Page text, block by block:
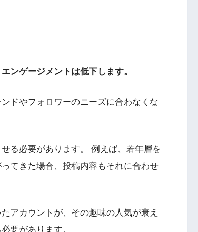
ンゲージメントは低下します。
ドやフォロワーのニーズに合わなくな
る必要があります。 例えば、若年層を
てきた場合、投稿内容もそれに合わせ
アカウントが、その趣味の人気が衰え
要があります。